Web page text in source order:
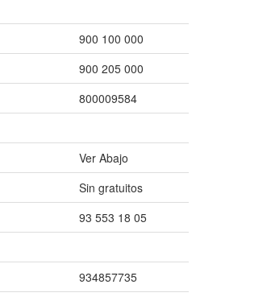
900 100 000
900 205 000
800009584
Ver Abajo
Sin gratuitos
93 553 18 05
934857735